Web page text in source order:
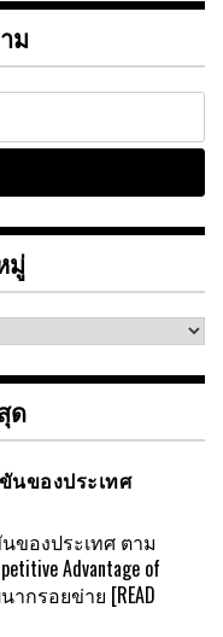
ม
มู่
ด
นของประเทศ
ของประเทศ ตาม
Advantage of
นากรอยข่าย [READ